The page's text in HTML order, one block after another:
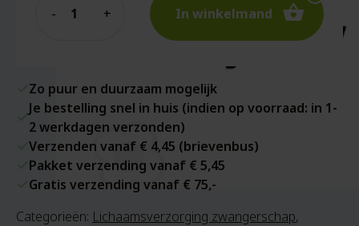
In winkelmand
Zo puur en duurzaam mogelijk
Je bestelling snel in huis (indien op voorraad: in 1-
2 werkdagen verzonden)
Verzenden vanaf € 4,45 (brievenbus)
Pakket verzending vanaf € 5,45
Gratis verzending vanaf € 75,-
Categorieën: Lichaamsverzorging zwangerschap,